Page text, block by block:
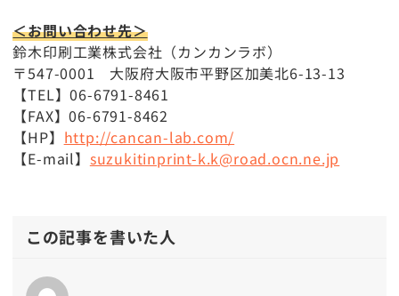
＜お問い合わせ先＞
鈴木印刷工業株式会社（カンカンラボ）
〒547-0001 大阪府大阪市平野区加美北6-13-13
【TEL】06-6791-8461
【FAX】06-6791-8462
【HP】 http://cancan-lab.com/
【E-mail】 suzukitinprint-k.k@road.ocn.ne.jp
この記事を書いた人